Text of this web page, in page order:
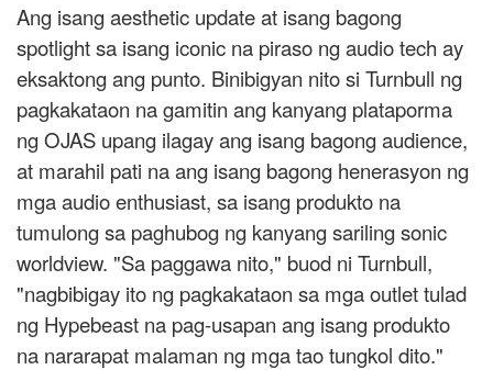
Ang isang aesthetic update at isang bagong
spotlight sa isang iconic na piraso ng audio tech ay
eksaktong ang punto. Binibigyan nito si Turnbull ng
pagkakataon na gamitin ang kanyang plataporma
ng OJAS upang ilagay ang isang bagong audience,
at marahil pati na ang isang bagong henerasyon ng
mga audio enthusiast, sa isang produkto na
tumulong sa paghubog ng kanyang sariling sonic
worldview. "Sa paggawa nito," buod ni Turnbull,
"nagbibigay ito ng pagkakataon sa mga outlet tulad
ng Hypebeast na pag-usapan ang isang produkto
na nararapat malaman ng mga tao tungkol dito."